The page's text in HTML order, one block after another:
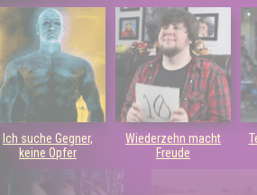
Ich suche Gegner,
keine Opfer
Wiederzehn macht
Freude